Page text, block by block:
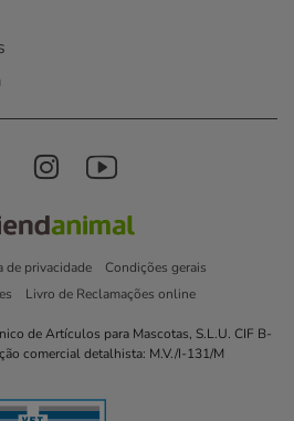
de privacidade
Condições gerais
Livro de Reclamações online
de Artículos para Mascotas, S.L.U. CIF B-
comercial detalhista: M.V./I-131/M